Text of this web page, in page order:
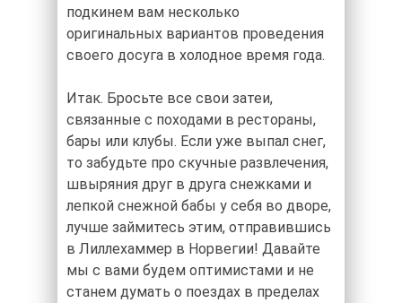
подкинем вам несколько
оригинальных вариантов проведения
своего досуга в холодное время года.
Итак. Бросьте все свои затеи,
связанные с походами в рестораны,
бары или клубы. Если уже выпал снег,
то забудьте про скучные развлечения,
швыряния друг в друга снежками и
лепкой снежной бабы у себя во дворе,
лучше займитесь этим, отправившись
в Лиллехаммер в Норвегии! Давайте
мы с вами будем оптимистами и не
станем думать о поездах в пределах